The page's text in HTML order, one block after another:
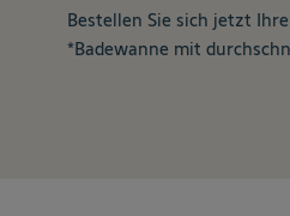
Bestellen Sie sich jetzt
*Badewanne mit